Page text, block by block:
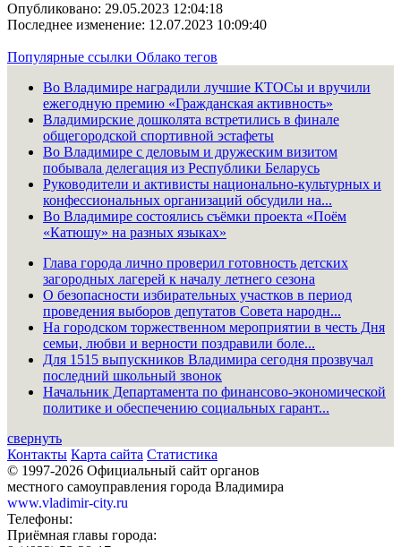
Опубликовано: 29.05.2023 12:04:18
Последнее изменение: 12.07.2023 10:09:40
Популярные ссылки Облако тегов
Во Владимире наградили лучшие КТОСы и вручили
ежегодную премию «Гражданская активность»
Владимирские дошколята встретились в финале
общегородской спортивной эстафеты
Во Владимире с деловым и дружеским визитом
побывала делегация из Республики Беларусь
Руководители и активисты национально-культурных и
конфессиональных организаций обсудили на...
Во Владимире состоялись съёмки проекта «Поём
«Катюшу» на разных языках»
Глава города лично проверил готовность детских
загородных лагерей к началу летнего сезона
О безопасности избирательных участков в период
проведения выборов депутатов Совета народн...
На городском торжественном мероприятии в честь Дня
семьи, любви и верности поздравили боле...
Для 1515 выпускников Владимира сегодня прозвучал
последний школьный звонок
Начальник Департамента по финансово-экономической
политике и обеспечению социальных гарант...
свернуть
Контакты Карта сайта Статистика
© 1997-2026 Официальный сайт органов
местного самоуправления города Владимира
www.vladimir-city.ru
Телефоны:
Приёмная главы города: